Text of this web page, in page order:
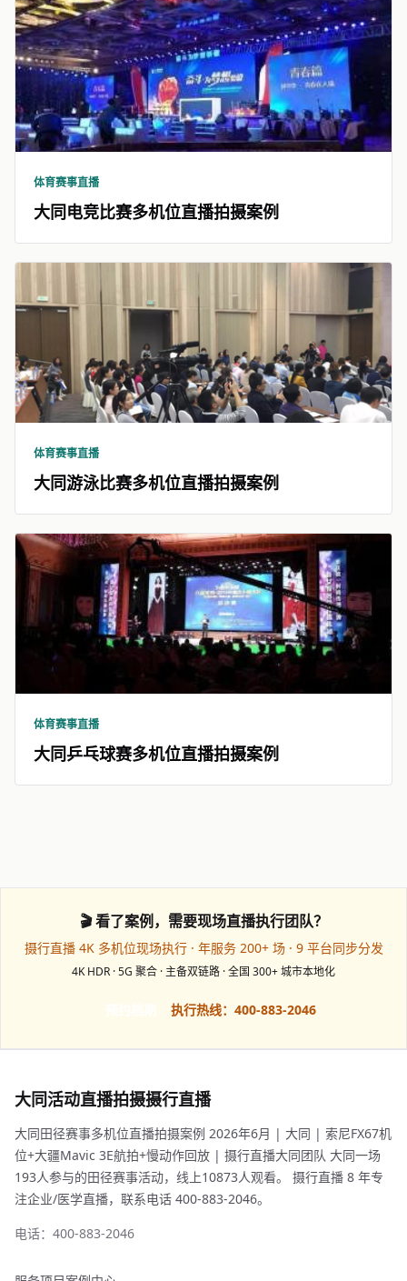
体育赛事直播
大同电竞比赛多机位直播拍摄案例
体育赛事直播
大同游泳比赛多机位直播拍摄案例
体育赛事直播
大同乒乓球赛多机位直播拍摄案例
🎬 看了案例，需要现场直播执行团队？
摄行直播 4K 多机位现场执行 · 年服务 200+ 场 · 9 平台同步分发
4K HDR · 5G 聚合 · 主备双链路 · 全国 300+ 城市本地化
执行热线：400-883-2046
大同活动直播拍摄摄行直播
大同田径赛事多机位直播拍摄案例 2026年6月 | 大同 | 索尼FX67机
位+大疆Mavic 3E航拍+慢动作回放 | 摄行直播大同团队 大同一场
193人参与的田径赛事活动，线上10873人观看。 摄行直播 8 年专
注企业/医学直播，联系电话 400-883-2046。
电话：400-883-2046